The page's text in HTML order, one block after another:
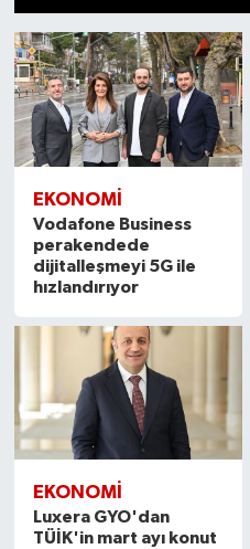
EKONOMI
Vodafone Business
perakendede
dijitalleşmeyi 5G ile
hızlandırıyor
EKONOMI
Luxera GYO'dan
TÜİK'in mart ayı konut